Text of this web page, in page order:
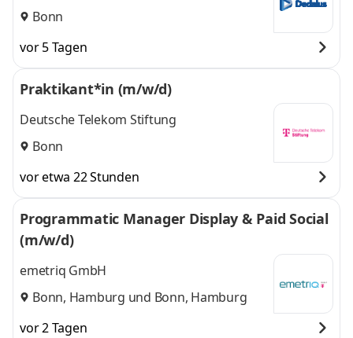
Bonn
vor 5 Tagen
Praktikant*in (m/w/d)
Deutsche Telekom Stiftung
Bonn
vor etwa 22 Stunden
Programmatic Manager Display & Paid Social
(m/w/d)
emetriq GmbH
Bonn, Hamburg und Bonn, Hamburg
vor 2 Tagen